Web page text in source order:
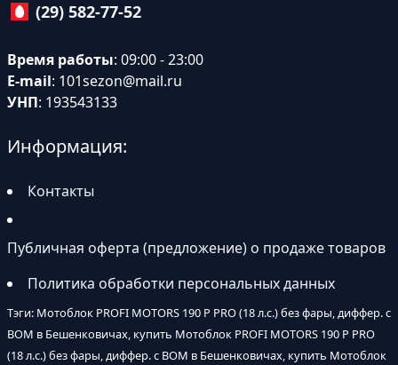
(29) 582-77-52
Время работы: 09:00 - 23:00
E-mail: 101sezon@mail.ru
УНП: 193543133
Информация:
Контакты
Публичная оферта (предложение) о продаже товаров
Политика обработки персональных данных
Тэги: Мотоблок PROFI MOTORS 190 P PRO (18 л.с.) без фары, диффер. с
ВОМ в Бешенковичах, купить Мотоблок PROFI MOTORS 190 P PRO
(18 л.с.) без фары, диффер. с ВОМ в Бешенковичах, купить Мотоблок